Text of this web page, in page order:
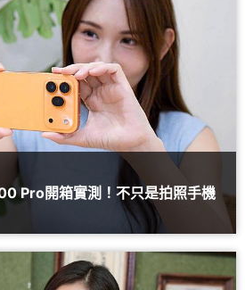
Pro開箱實測！不只是拍照手機